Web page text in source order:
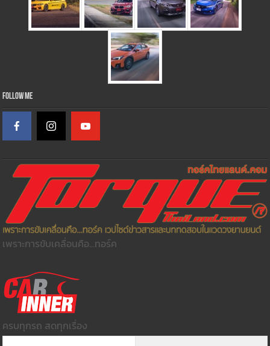
Follow Me
เพราะการขับเคลื่อนคือ...ทอร์ค
ครบทุกรถ สดทุกเรื่อง